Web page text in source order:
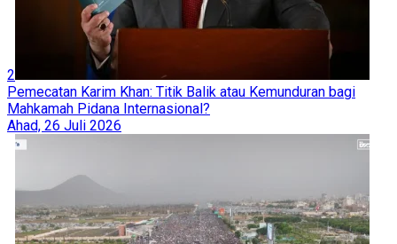
2
Pemecatan Karim Khan: Titik Balik atau Kemunduran bagi
Mahkamah Pidana Internasional?
Ahad, 26 Juli 2026